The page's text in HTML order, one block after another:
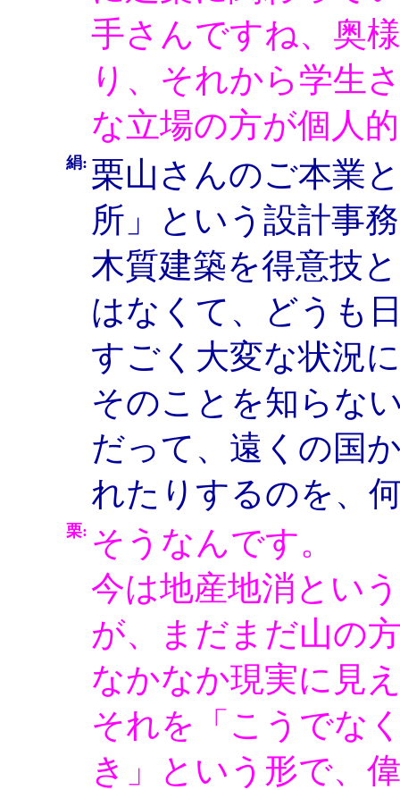
手さんですね、奥
り、それから学生
な立場の方が個人
絹: 栗山さんのご本業
所」という設計事
木質建築を得意技
はなくて、どうも
すごく大変な状況
そのことを知らな
だって、遠くの国
れたりするのを、
栗: そうなんです。
今は地産地消とい
が、まだまだ山の
なかなか現実に見
それを「こうでな
き」という形で、